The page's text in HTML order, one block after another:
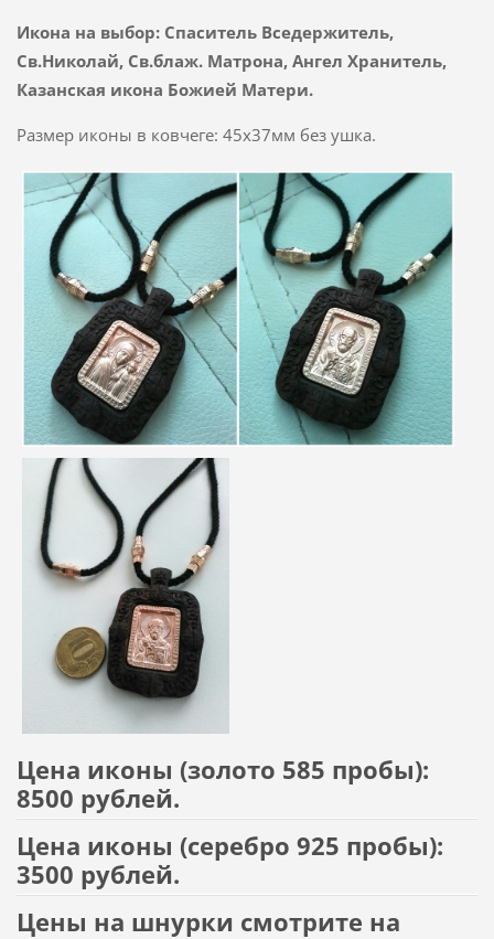
Икона на выбор: Спаситель Вседержитель,
Св.Николай, Св.блаж. Матрона, Ангел Хранитель,
Казанская икона Божией Матери.
Размер иконы в ковчеге: 45х37мм без ушка.
Цена иконы (золото 585 пробы):
8500 рублей.
Цена иконы (серебро 925 пробы):
3500 рублей.
Цены на шнурки смотрите на